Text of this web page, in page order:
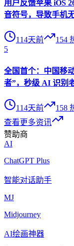
用户反馈苹果 iOS
音符号，导致手机
114天前 154
5
全国首个：中国移
者”，秒级 AI 识别
114天前 158
查看更多资讯
赞助商
AI
ChatGPT Plus
智能对话助手
MJ
Midjourney
AI绘画神器